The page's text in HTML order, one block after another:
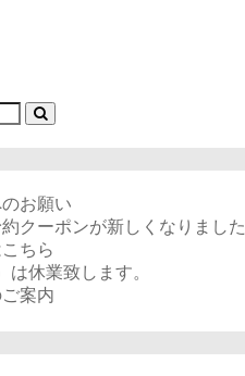
お願い
クーポンが新しくなりました
ちら
は休業致します。
案内